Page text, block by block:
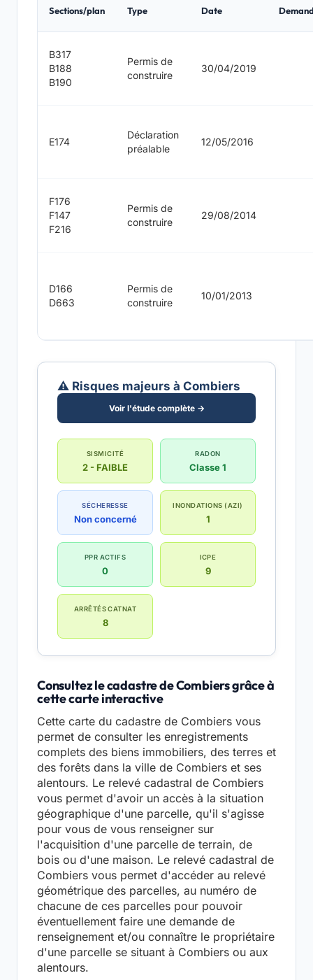
Sections/plan Type Date
B317
B188
B190
Permis de
construire
30/04/2019
E174
Déclaration
préalable
12/05/2016
F176
F147
F216
Permis de
construire
29/08/2014
D166
D663
Permis de
construire
10/01/2013
⚠️ Risques majeurs à Combiers
Voir l'étude complète →
SISMICITÉ
2 - FAIBLE
RADON
Classe 1
SÉCHERESSE
Non concerné
INONDATIONS (AZI)
1
PPR ACTIFS
0
ICPE
9
ARRÊTÉS CATNAT
8
Consultez le cadastre de Combiers grâce à
cette carte interactive
Cette carte du cadastre de Combiers vous
permet de consulter les enregistrements
complets des biens immobiliers, des terres et
des forêts dans la ville de Combiers et ses
alentours. Le relevé cadastral de Combiers
vous permet d'avoir un accès à la situation
géographique d'une parcelle, qu'il s'agisse
pour vous de vous renseigner sur
l'acquisition d'une parcelle de terrain, de
bois ou d'une maison. Le relevé cadastral de
Combiers vous permet d'accéder au relevé
géométrique des parcelles, au numéro de
chacune de ces parcelles pour pouvoir
éventuellement faire une demande de
renseignement et/ou connaître le propriétaire
d'une parcelle se situant à Combiers ou aux
alentours.